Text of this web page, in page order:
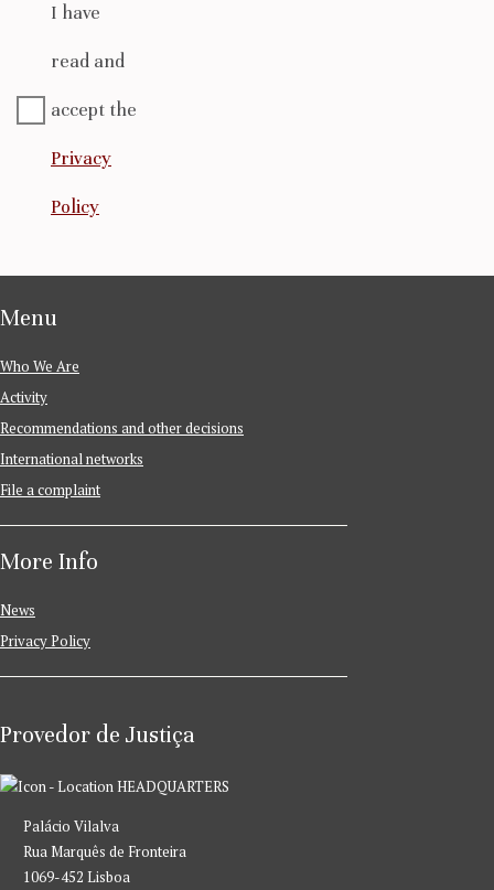
I have
read and
accept the
Privacy
Policy
Menu
Who We Are
Activity
Recommendations and other decisions
International networks
File a complaint
More Info
News
Privacy Policy
Provedor de Justiça
HEADQUARTERS
Palácio Vilalva
Rua Marquês de Fronteira
1069-452 Lisboa